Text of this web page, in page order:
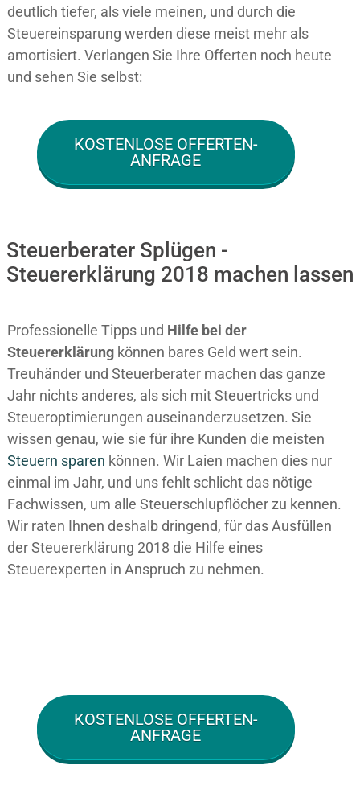
deutlich tiefer, als viele meinen, und durch die
Steuereinsparung werden diese meist mehr als
amortisiert. Verlangen Sie Ihre Offerten noch heute
und sehen Sie selbst:
KOSTENLOSE OFFERTEN-
ANFRAGE
Steuerberater Splügen -
Steuererklärung 2018 machen lassen
Professionelle Tipps und Hilfe bei der
Steuererklärung können bares Geld wert sein.
Treuhänder und Steuerberater machen das ganze
Jahr nichts anderes, als sich mit Steuertricks und
Steueroptimierungen auseinanderzusetzen. Sie
wissen genau, wie sie für ihre Kunden die meisten
Steuern sparen können. Wir Laien machen dies nur
einmal im Jahr, und uns fehlt schlicht das nötige
Fachwissen, um alle Steuerschlupflöcher zu kennen.
Wir raten Ihnen deshalb dringend, für das Ausfüllen
der Steuererklärung 2018 die Hilfe eines
Steuerexperten in Anspruch zu nehmen.
KOSTENLOSE OFFERTEN-
ANFRAGE